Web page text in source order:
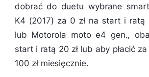
dobrać do duetu wybrane
K4 (2017) za 0 zł na start i ratą
lub Motorola moto e4 gen.,
start i ratą 20 zł lub aby płacić za
100 zł miesięcznie.